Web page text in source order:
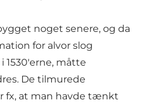
noget senere, og da
for alvor slog
1530'erne, måtte
De tilmurede
fx, at man havde tænkt